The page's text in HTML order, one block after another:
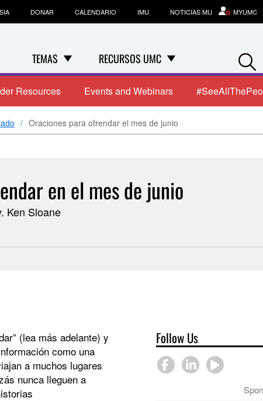
TEMAS RECURSOS UMC
DONAR CALENDARIO IMU NOTICIAS MU MYUMC
Resources Events and Webinars
Oraciones para ofrendar el mes de junio
en el mes de junio
Ken Sloane
(lea más adelante) y
como una
a muchos lugares
nunca lleguen a
Follow Us